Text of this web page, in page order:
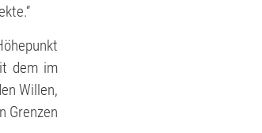
dem im
Willen,
Grenzen